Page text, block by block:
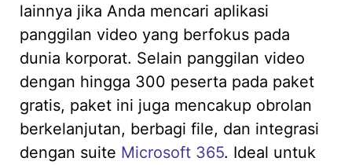
lainnya jika Anda mencari aplikasi
panggilan video yang berfokus pada
dunia korporat. Selain panggilan video
dengan hingga 300 peserta pada paket
gratis, paket ini juga mencakup obrolan
berkelanjutan, berbagi file, dan integrasi
dengan suite Microsoft 365. Ideal untuk